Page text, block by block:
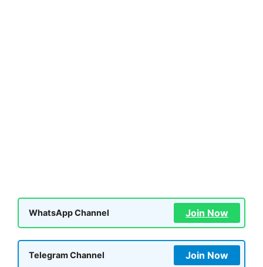
WhatsApp Channel Join Now
Telegram Channel Join Now